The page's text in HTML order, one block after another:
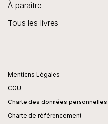
À paraître
Tous les livres
Mentions Légales
CGU
Charte des données personnelles
Charte de référencement